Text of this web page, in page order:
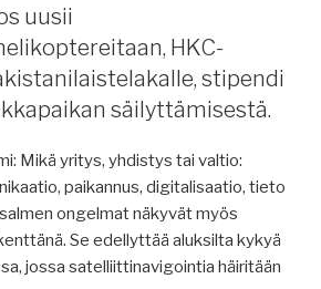
uusii
HKC-
stipendi
säilyttämisestä.
Mikä yritys, yhdistys tai valtio:
paikannus, digitalisaatio, tieto
ongelmat näkyvät myös
Se edellyttää aluksilta kykyä
jossa satelliittinavigointia häiritään